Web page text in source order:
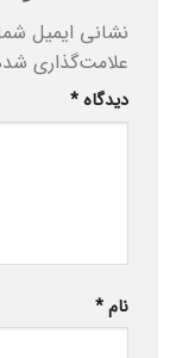
نشانی ایمیل
علامت‌گذاری
دیدگاه*
نام*